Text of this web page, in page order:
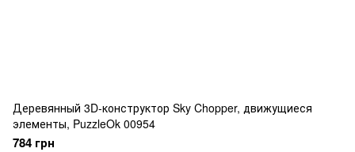
Деревянный 3D-конструктор Sky Chopper, движущиеся
элементы, PuzzleOk 00954
784 грн